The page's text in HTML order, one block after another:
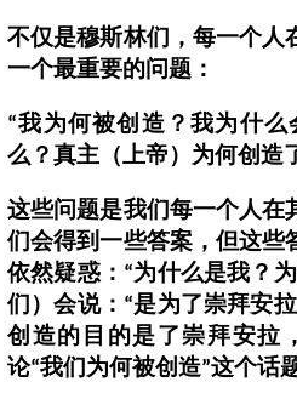
不仅是穆斯林们，每一个人
一个最重要的问题：
“我为何被创造？我为什
么？真主（上帝）为何创造
这些问题是我们每一个人在
们会得到一些答案，但这些
依然疑惑：“为什么是我？
们）会说：“是为了崇拜安
创造的目的是了崇拜安拉
论“我们为何被创造”这个话